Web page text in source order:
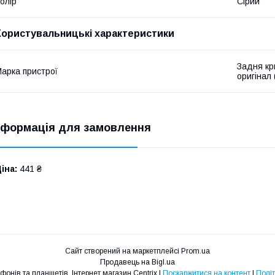
характеристики
пристрої
Задня
для замовлення
441 ₴
Сайт створений на маркетплейсі Prom.ua
Продавець на Bigl.ua
Запчастини для телефонів та планшетів. Інтернет магазин Centrix | Поскаржитися на контент |